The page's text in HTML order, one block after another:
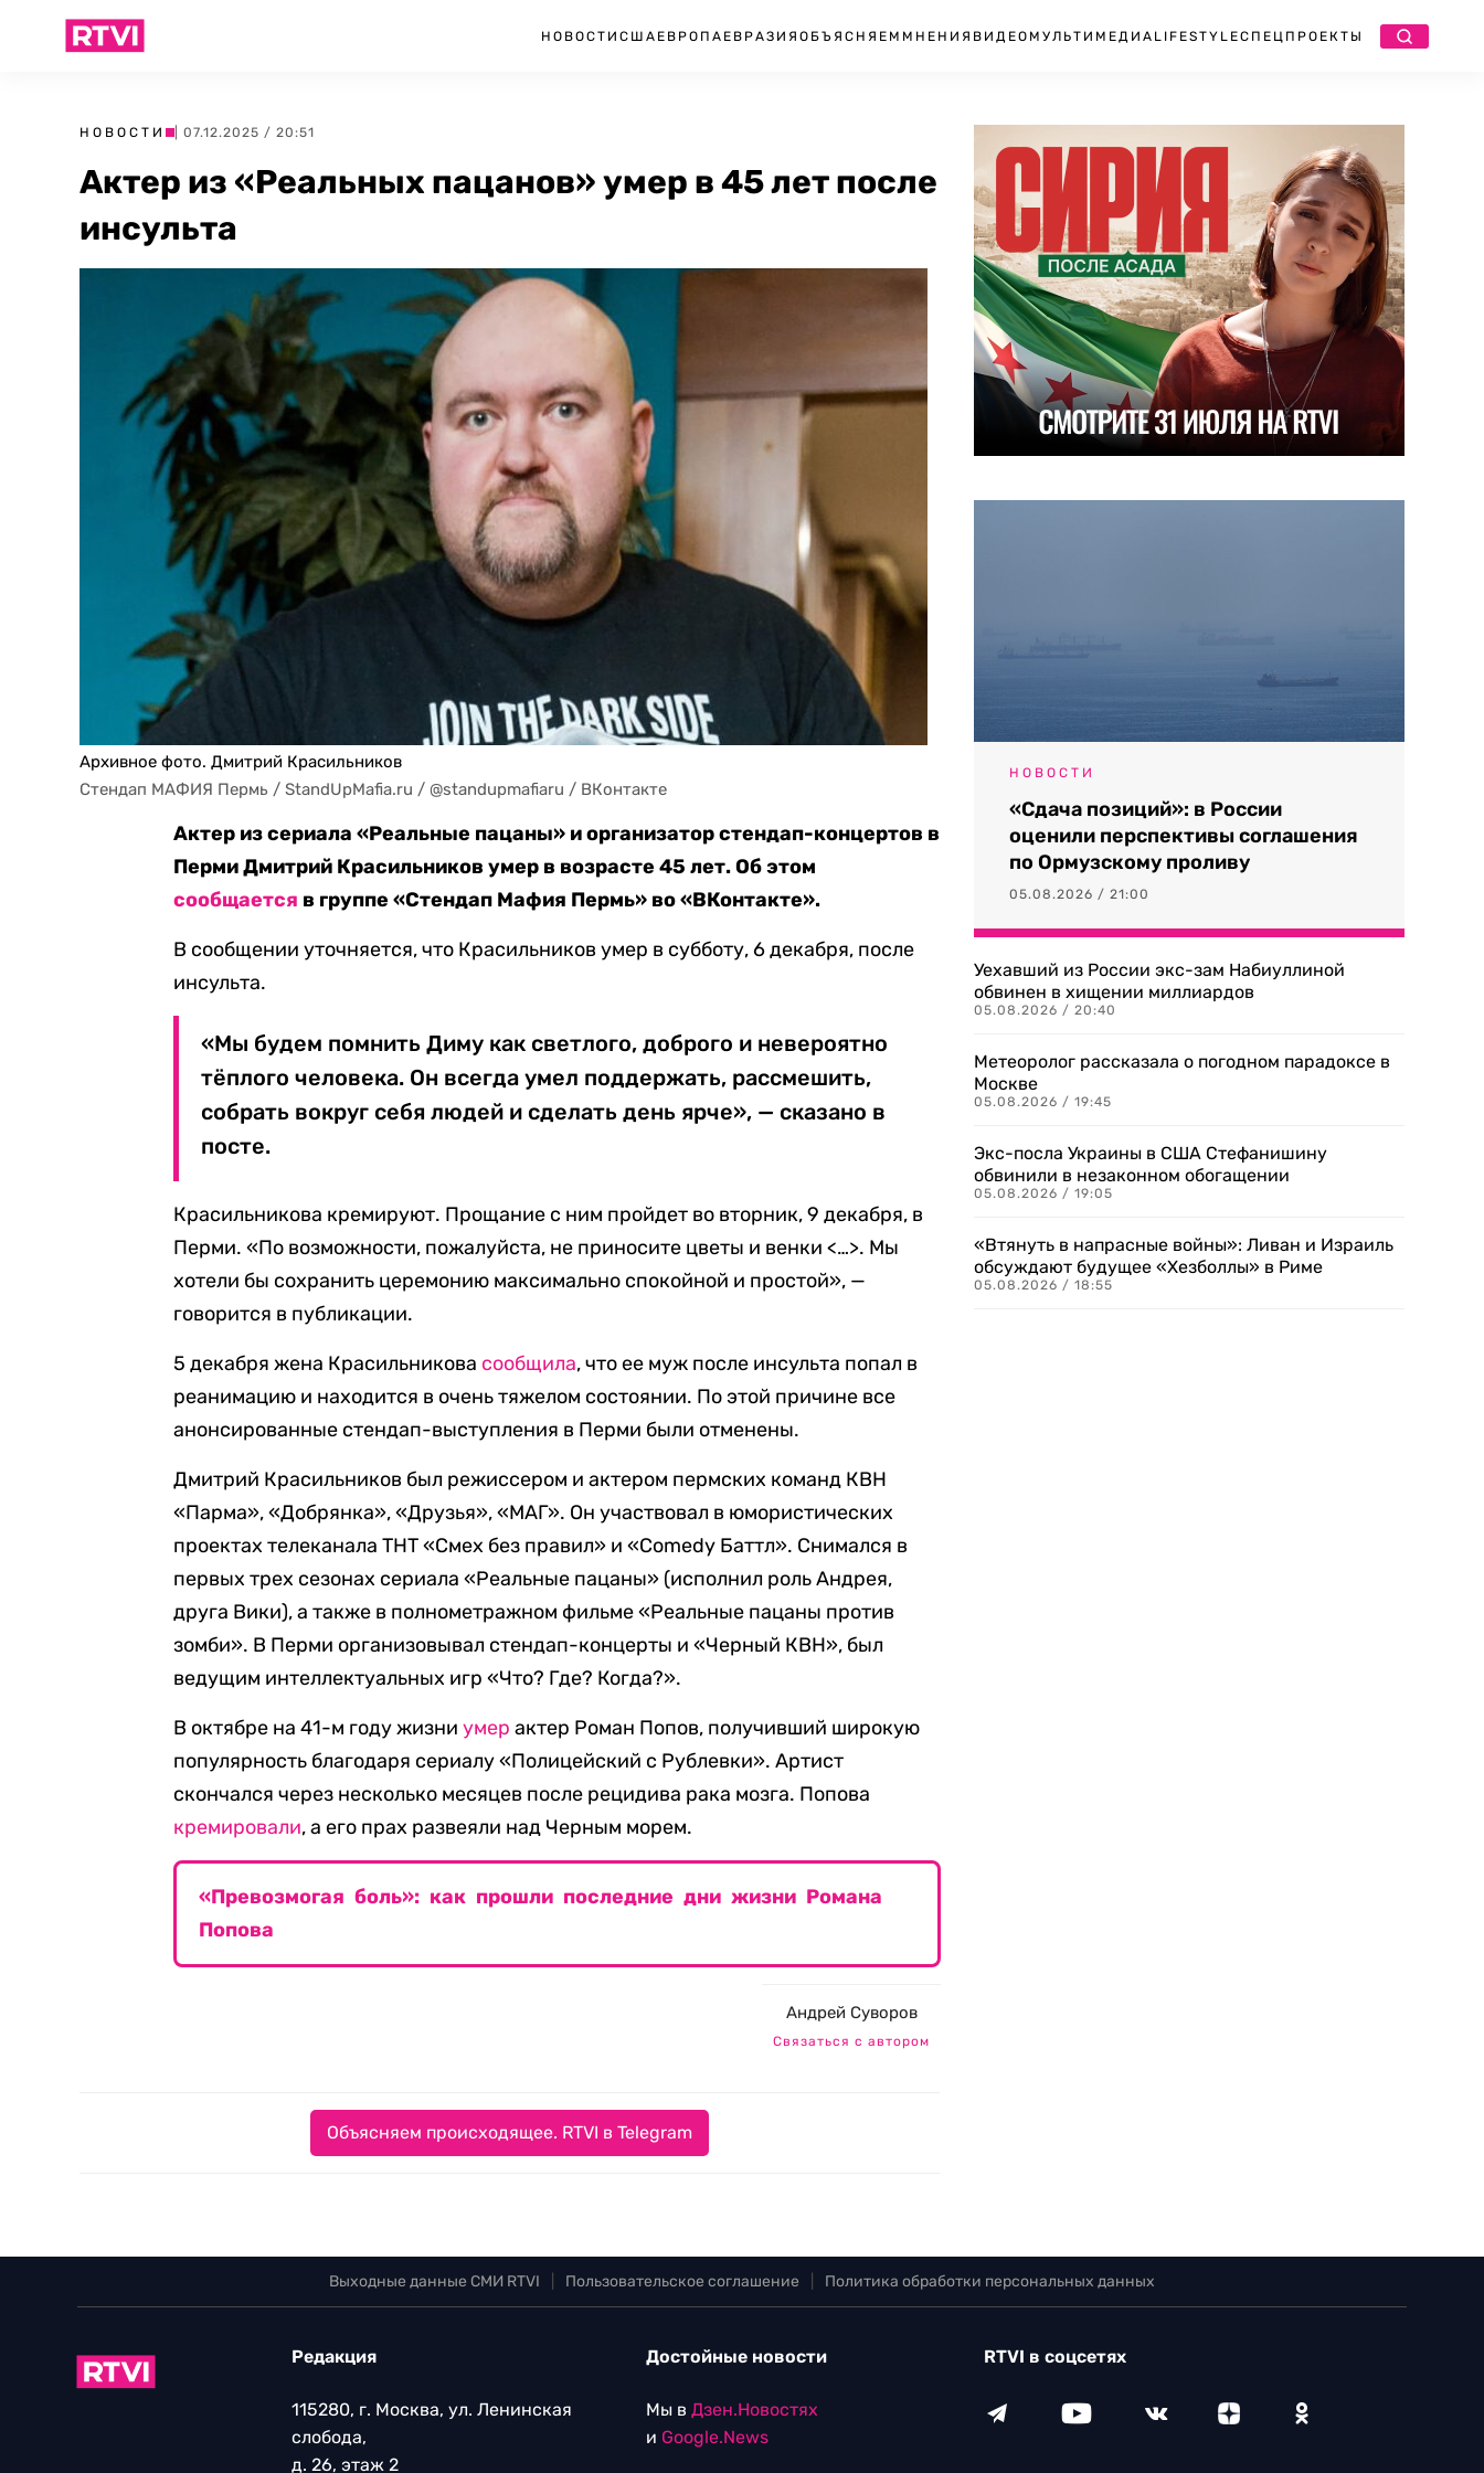
НОВОСТИ США ЕВРОПА ЕВРАЗИЯ ОБЪЯСНЯЕМ МНЕНИЯ ВИДЕО МУЛЬТИМЕДИА LIFESTYLEСПЕЦПРОЕКТЫ
НОВОСТИ | 07.12.2025 / 20:51
Актер из «Реальных пацанов» умер в 45 лет после
инсульта
Архивное фото. Дмитрий Красильников
Стендап МАФИЯ Пермь / StandUpMafia.ru / @standupmafiaru / ВКонтакте
Актер из сериала «Реальные пацаны» и организатор стендап-концертов в
Перми Дмитрий Красильников умер в возрасте 45 лет. Об этом
сообщается в группе «Стендап Мафия Пермь» во «ВКонтакте».
В сообщении уточняется, что Красильников умер в субботу, 6 декабря, после
инсульта.
«Мы будем помнить Диму как светлого, доброго и невероятно
тёплого человека. Он всегда умел поддержать, рассмешить,
собрать вокруг себя людей и сделать день ярче», — сказано в
посте.
Красильникова кремируют. Прощание с ним пройдет во вторник, 9 декабря, в
Перми. «По возможности, пожалуйста, не приносите цветы и венки <…>. Мы
хотели бы сохранить церемонию максимально спокойной и простой», —
говорится в публикации.
5 декабря жена Красильникова сообщила, что ее муж после инсульта попал в
реанимацию и находится в очень тяжелом состоянии. По этой причине все
анонсированные стендап-выступления в Перми были отменены.
Дмитрий Красильников был режиссером и актером пермских команд КВН
«Парма», «Добрянка», «Друзья», «МАГ». Он участвовал в юмористических
проектах телеканала ТНТ «Смех без правил» и «Comedy Баттл». Снимался в
первых трех сезонах сериала «Реальные пацаны» (исполнил роль Андрея,
друга Вики), а также в полнометражном фильме «Реальные пацаны против
зомби». В Перми организовывал стендап-концерты и «Черный КВН», был
ведущим интеллектуальных игр «Что? Где? Когда?».
В октябре на 41-м году жизниумер актер Роман Попов, получивший широкую
популярность благодаря сериалу «Полицейский с Рублевки». Артист
скончался через несколько месяцев после рецидива рака мозга. Попова
кремировали, а его прах развеяли над Черным морем.
«Превозмогая боль»: как прошли последние дни жизни Романа
Попова
Андрей Суворов
Связаться с автором
Объясняем происходящее. RTVI в Telegram
НОВОСТИ
«Сдача позиций»: в России
оценили перспективы соглашения
по Ормузскому проливу
05.08.2026 / 21:00
Уехавший из России экс-зам Набиуллиной
обвинен в хищении миллиардов
05.08.2026 / 20:40
Метеоролог рассказала о погодном парадоксе в
Москве
05.08.2026 / 19:45
Экс-посла Украины в США Стефанишину
обвинили в незаконном обогащении
05.08.2026 / 19:05
«Втянуть в напрасные войны»: Ливан и Израиль
обсуждают будущее «Хезболлы» в Риме
05.08.2026 / 18:55
Выходные данные СМИ RTVI Пользовательское соглашение Политика обработки персональных данных
Редакция
115280, г. Москва, ул. Ленинская
слобода,
д. 26, этаж 2
Достойные новости
Мы в Дзен.Новостях
и Google.News
RTVI в соцсетях